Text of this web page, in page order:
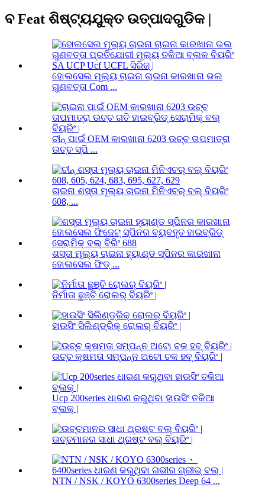
ବ Feat ଶିଷ୍ଟ୍ୟଯୁକ୍ତ ଉତ୍ପାଦଗୁଡିକ |
ହୋଲସେଲ ମୂଲ୍ୟ ଚାଇନା ଚାଇନା କାରଖାନା ଭଲ
ଗୁଣବତ୍ତା Com ...
ଚୀନ୍ ପାଇଁ OEM କାରଖାନା 6203 ଉଚ୍ଚ ତାପମାତ୍ରା
ଉଚ୍ଚ ସ୍ପି ...
ଚାଇନା ଶସ୍ତା ମୂଲ୍ୟ ଚାଇନା ମିନିଏଚର୍ ବଲ୍ ବିୟରିଂ
608, ...
ଶସ୍ତା ମୂଲ୍ୟ ଚାଇନା ହ୍ୟାଣ୍ଡ ସ୍ପିନର କାରଖାନା
ହୋଲସେଲ ଫିଡ୍ ...
ନିର୍ମାତା ଛୁଞ୍ଚି ରୋଲର୍ ବିୟରିଂ |
ହାଉସିଂ ସିଲିଣ୍ଡ୍ରିକ୍ ରୋଲର୍ ବିୟରିଂ |
ଉଚ୍ଚ କ୍ଷମତା ସମ୍ପନ୍ନ ଅଟୋ ଚକ ହବ୍ ବିୟରିଂ |
Ucp 200series ଧାରଣ କରୁଥିବା ହାଉସିଂ ତକିଆ
ବ୍ଲକ୍ |
ଉଚ୍ଚମାନର ସାଧା ଥ୍ରଷ୍ଟ ବଲ୍ ବିୟରିଂ |
NTN / NSK / KOYO 6300series Deep 64 ...